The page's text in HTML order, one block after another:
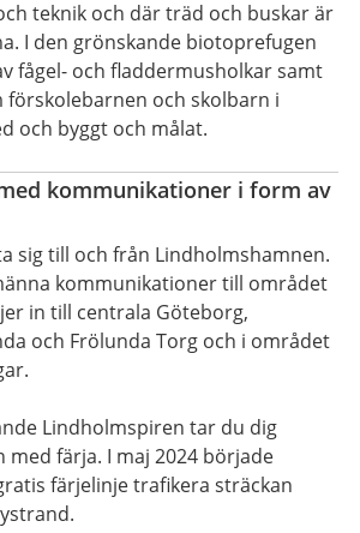
teknik och där träd och buskar är
I den grönskande biotoprefugen
fågel- och fladdermusholkar samt
förskolebarnen och skolbarn i
och byggt och målat.
kommunikationer i form av
sig till och från Lindholmshamnen.
kommunikationer till området
in till centrala Göteborg,
och Frölunda Torg och i området
Lindholmspiren tar du dig
med färja. I maj 2024 började
färjelinje trafikera sträckan